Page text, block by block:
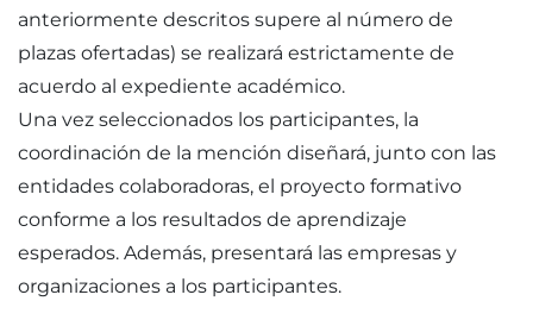
anteriormente descritos supere al número de
plazas ofertadas) se realizará estrictamente de
acuerdo al expediente académico.
Una vez seleccionados los participantes, la
coordinación de la mención diseñará, junto con las
entidades colaboradoras, el proyecto formativo
conforme a los resultados de aprendizaje
esperados. Además, presentará las empresas y
organizaciones a los participantes.